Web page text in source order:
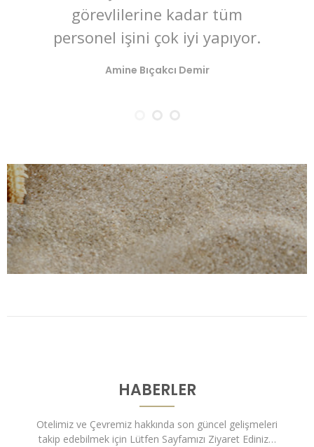
görevlilerine kadar tüm
personel işini çok iyi yapıyor.
Amine Bıçakcı Demir
HABERLER
Otelimiz ve Çevremiz hakkında son güncel gelişmeleri
takip edebilmek için Lütfen Sayfamızı Ziyaret Ediniz…